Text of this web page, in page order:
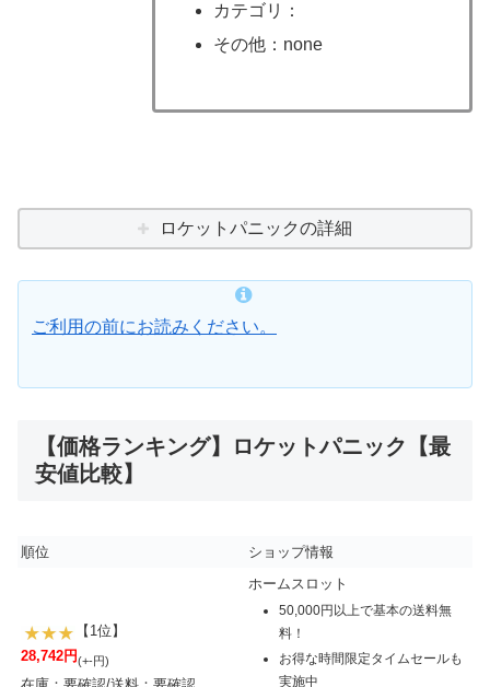
カテゴリ：
その他：none
ロケットパニックの詳細
ご利用の前にお読みください。
【価格ランキング】ロケットパニック【最
安値比較】
順位 ショップ情報
【1位】
28,742円(+-円)
ホームスロット
50,000円以上で基本の送料無
料！
お得な時間限定タイムセールも
実施中